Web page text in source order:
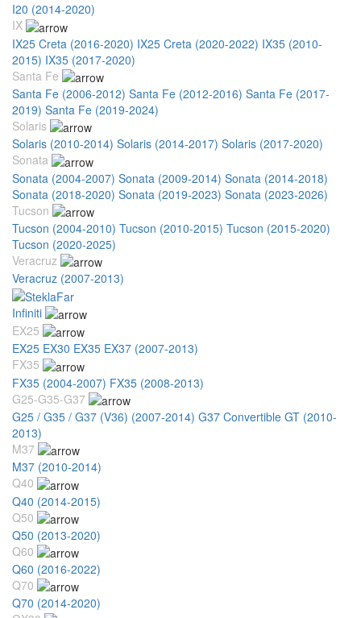
I20 (2014-2020)
IX
IX25 Creta (2016-2020) IX25 Creta (2020-2022) IX35 (2010-
2015) IX35 (2017-2020)
Santa Fe
Santa Fe (2006-2012) Santa Fe (2012-2016) Santa Fe (2017-
2019) Santa Fe (2019-2024)
Solaris
Solaris (2010-2014) Solaris (2014-2017) Solaris (2017-2020)
Sonata
Sonata (2004-2007) Sonata (2009-2014) Sonata (2014-2018)
Sonata (2018-2020) Sonata (2019-2023) Sonata (2023-2026)
Tucson
Tucson (2004-2010) Tucson (2010-2015) Tucson (2015-2020)
Tucson (2020-2025)
Veracruz
Veracruz (2007-2013)
Infiniti
EX25
EX25 EX30 EX35 EX37 (2007-2013)
FX35
FX35 (2004-2007) FX35 (2008-2013)
G25-G35-G37
G25 / G35 / G37 (V36) (2007-2014) G37 Convertible GT (2010-
2013)
M37
M37 (2010-2014)
Q40
Q40 (2014-2015)
Q50
Q50 (2013-2020)
Q60
Q60 (2016-2022)
Q70
Q70 (2014-2020)